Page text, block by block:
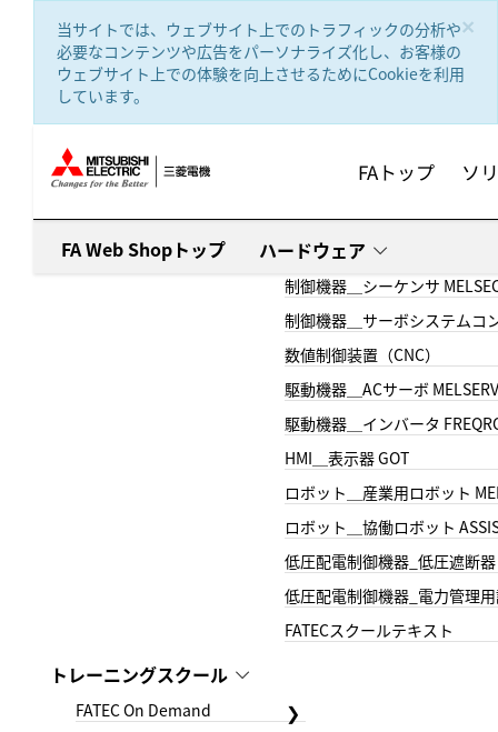
×
当サイトでは、ウェブサイト上でのトラフィックの分析や
必要なコンテンツや広告をパーソナライズ化し、お客様の
ウェブサイト上での体験を向上させるためにCookieを利用
しています。
FAトップ ソ
FA Web Shopトップ ハードウェア
制御機器＿シーケンサ
制御機器＿サーボシステムコ
数値制御装置（CNC）
駆動機器＿ACサーボ
駆動機器＿インバータ
HMI＿表示器 GOT
ロボット＿産業用ロボット
ロボット＿協働ロボット
低圧配電制御機器_低圧遮断器
低圧配電制御機器_電力管理
FATECスクールテキスト
トレーニングスクール
FATEC On Demand